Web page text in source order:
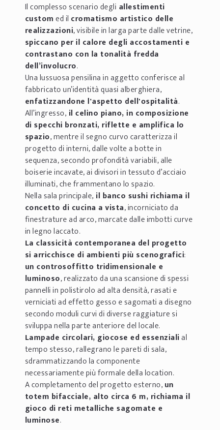
Il complesso scenario degli allestimenti
customed il cromatismo artistico delle
realizzazioni, visibile in larga parte dalle vetrine,
spiccano per il calore degli accostamenti e
contrastano con la tonalità fredda
dell’involucro.
Una lussuosa pensilina in aggetto conferisce al
fabbricato un’identità quasi alberghiera,
enfatizzandone l'aspetto dell'ospitalità.
All’ingresso, il celino piano, in composizione
di specchi bronzati, riflette e amplifica lo
spazio, mentre il segno curvo caratterizza il
progetto di interni, dalle volte a botte in
sequenza, secondo profondità variabili, alle
boiserie incavate, ai divisori in tessuto d’acciaio
illuminati, che frammentano lo spazio.
Nella sala principale, il banco sushi richiama il
concetto di cucina a vista, incorniciato da
finestrature ad arco, marcate dalle imbotti curve
in legno laccato.
La classicità contemporanea del progetto
si arricchisce di ambienti più scenografici:
un controsoffitto tridimensionale e
luminoso, realizzato da una scansione di spessi
pannelli in polistirolo ad alta densità, rasati e
verniciati ad effetto gesso e sagomati a disegno
secondo moduli curvi di diverse raggiature si
sviluppa nella parte anteriore del locale.
Lampade circolari, giocose ed essenzialial
tempo stesso, rallegrano le pareti di sala,
sdrammatizzando la componente
necessariamente più formale della location.
A completamento del progetto esterno,un
totem bifacciale, alto circa 6 m, richiama il
gioco di reti metalliche sagomate e
luminose.